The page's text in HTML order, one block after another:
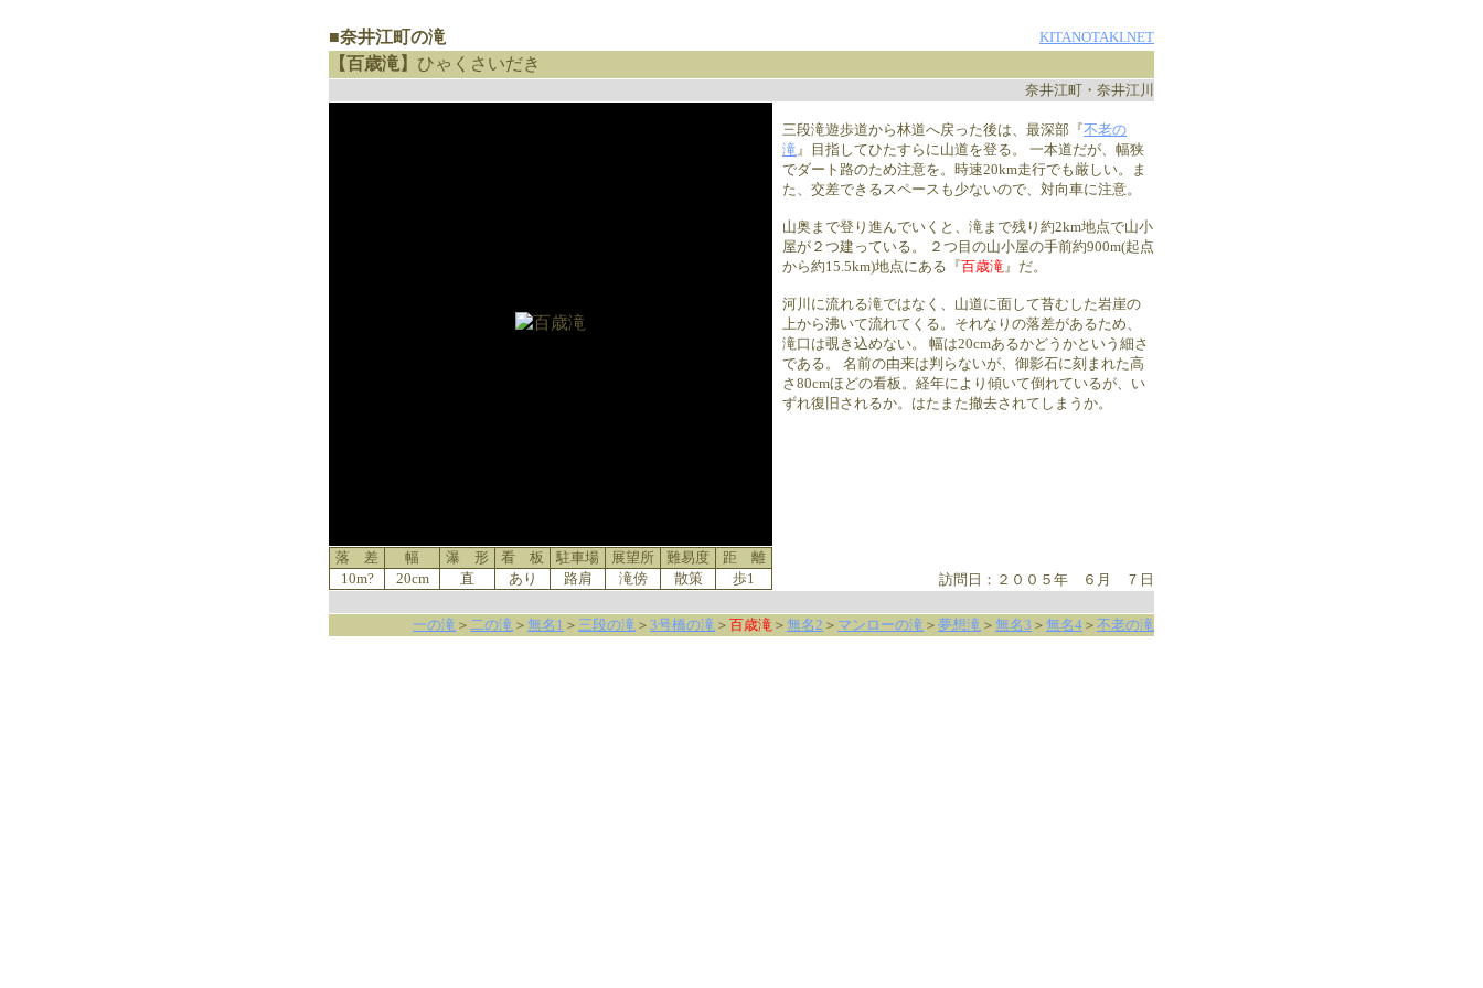
■奈井江町の滝 KITANOTAKI.NET
【百歳滝】 ひゃくさいだき
奈井江町・奈井江川
三段滝遊歩道から林道へ戻った後は、最深部『不老の
滝』目指してひたすらに山道を登る。 一本道だが、幅狭
でダート路のため注意を。時速20km走行でも厳しい。ま
た、交差できるスペースも少ないので、対向車に注意。
山奥まで登り進んでいくと、滝まで残り約2km地点で山小
屋が２つ建っている。 ２つ目の山小屋の手前約900m(起点
から約15.5km)地点にある『百歳滝』だ。
河川に流れる滝ではなく、山道に面して苔むした岩崖の
上から沸いて流れてくる。それなりの落差があるため、
滝口は覗き込めない。 幅は20cmあるかどうかという細さ
である。 名前の由来は判らないが、御影石に刻まれた高
さ80cmほどの看板。経年により傾いて倒れているが、い
ずれ復旧されるか。はたまた撤去されてしまうか。
落 差 幅 瀑 形 看 板 駐車場 展望所 難易度
距 離
10m?
20cm 直 あり 路肩 滝傍 散策 歩1 訪問日：２００５年 ６月 ７日
一の滝 ＞ 二の滝 ＞ 無名1 ＞ 三段の滝 ＞ 3号橋の滝 ＞ 百歳滝 ＞ 無名2 ＞ マンローの滝 ＞ 夢想滝 ＞ 無名3 ＞ 無名4 ＞ 不老の滝